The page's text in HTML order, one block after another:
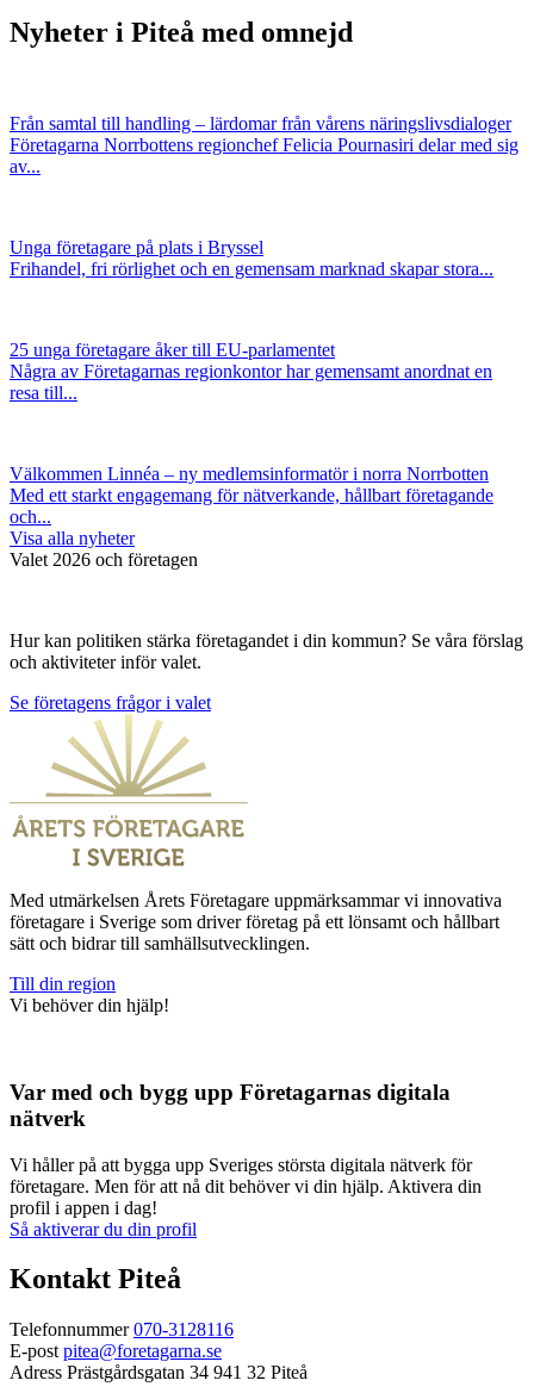
Nyheter i Piteå med omnejd
Från samtal till handling – lärdomar från vårens näringslivsdialoger
Företagarna Norrbottens regionchef Felicia Pournasiri delar med sig
av...
Unga företagare på plats i Bryssel
Frihandel, fri rörlighet och en gemensam marknad skapar stora...
25 unga företagare åker till EU-parlamentet
Några av Företagarnas regionkontor har gemensamt anordnat en
resa till...
Välkommen Linnéa – ny medlemsinformatör i norra Norrbotten
Med ett starkt engagemang för nätverkande, hållbart företagande
och...
Visa alla nyheter
Valet 2026 och företagen
Hur kan politiken stärka företagandet i din kommun? Se våra förslag
och aktiviteter inför valet.
Se företagens frågor i valet
Med utmärkelsen Årets Företagare uppmärksammar vi innovativa
företagare i Sverige som driver företag på ett lönsamt och hållbart
sätt och bidrar till samhällsutvecklingen.
Till din region
Vi behöver din hjälp!
Var med och bygg upp Företagarnas digitala
nätverk
Vi håller på att bygga upp Sveriges största digitala nätverk för
företagare. Men för att nå dit behöver vi din hjälp. Aktivera din
profil i appen i dag!
Så aktiverar du din profil
Kontakt Piteå
Telefonnummer 070-3128116
E-post pitea@foretagarna.se
Adress Prästgårdsgatan 34 941 32 Piteå